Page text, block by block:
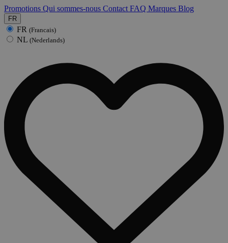
Promotions Qui sommes-nous Contact FAQ Marques Blog
FR
FR (Francais)
NL (Nederlands)